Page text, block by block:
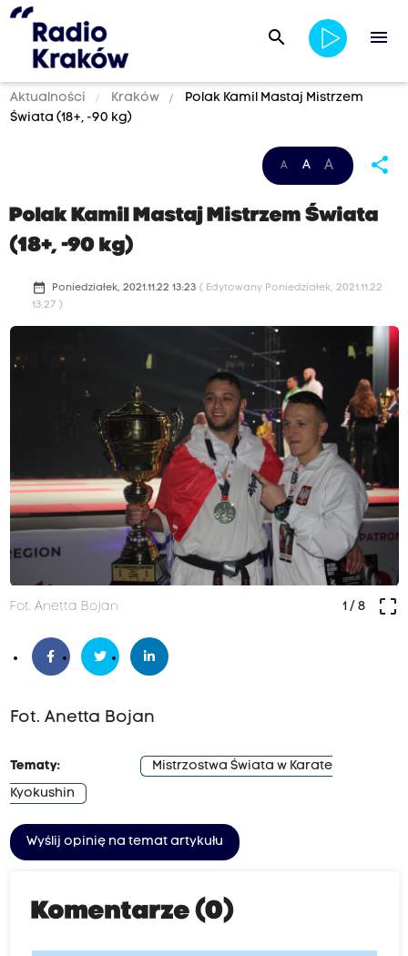
search menu
Aktualności Kraków
Polak Kamil Mastaj Mistrzem
Świata (18+, -90 kg)
A A A share
Polak Kamil Mastaj Mistrzem Świata
(18+, -90 kg)
date_range Poniedziałek, 2021.11.22 13:23 ( Edytowany Poniedziałek, 2021.11.22
13:27 )
Fot. Anetta Bojan crop_free
1/ 8
Fot. Anetta Bojan
Tematy:
Mistrzostwa Świata w Karate
Kyokushin
Wyślij opinię na temat artykułu
Komentarze (0)